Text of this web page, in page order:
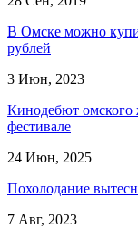
В Омске можно
рублей
3 Июн, 2023
Кинодебют омского
фестивале
24 Июн, 2025
Похолодание
7 Авг, 2023